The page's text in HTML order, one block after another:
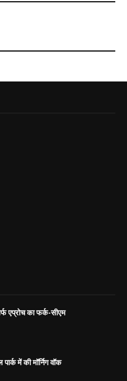
एप्रोच का फर्क-सीएम
में की मॉर्निग वॉक